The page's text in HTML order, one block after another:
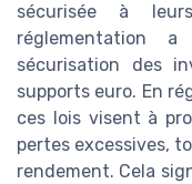
sécurisée à
réglementation
sécurisation des
supports euro. En
ces lois visent à
pertes excessives,
rendement. Cela